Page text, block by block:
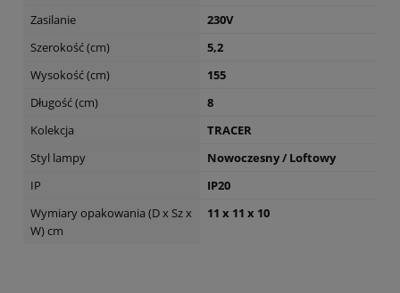
Zasilanie
230V
Szerokość (cm)
5,2
Wysokość (cm)
155
Długość (cm)
8
Kolekcja
TRACER
Styl lampy
Nowoczesny / Loftowy
IP
IP20
Wymiary opakowania (D x Sz x
W) cm
11 x 11 x 10